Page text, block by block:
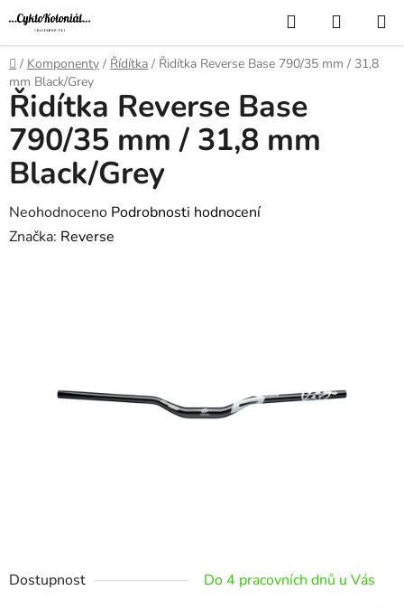
Přejít
na
obsah
Hledat
KOŠÍK
Domů
/ Komponenty / Řídítka / Řidítka Reverse Base 790/35 mm / 31,8
mm Black/Grey
Dostupnost Do 4 pracovních dnů u Vás
Řidítka Reverse Base
790/35 mm / 31,8 mm
Black/Grey
Průměrné
hodnocení
Neohodnoceno Podrobnosti hodnocení
Značka: Reverse